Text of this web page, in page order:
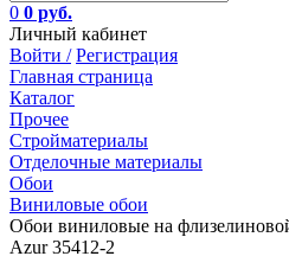
0 0 руб.
Личный кабинет
Войти / Регистрация
Главная страница
Каталог
Прочее
Стройматериалы
Отделочные материалы
Обои
Виниловые обои
Обои виниловые на
Azur 35412-2